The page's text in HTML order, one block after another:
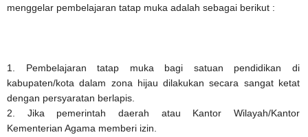
menggelar pembelajaran tatap muka adalah sebagai berikut :
1. Pembelajaran tatap muka bagi satuan pendidikan di
kabupaten/kota dalam zona hijau dilakukan secara sangat ketat
dengan persyaratan berlapis.
2. Jika pemerintah daerah atau Kantor Wilayah/Kantor
Kementerian Agama memberi izin.